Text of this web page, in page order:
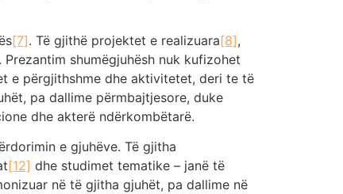
[7]. Të gjithë projektet e realizuara[8],
. Prezantim shumëgjuhësh nuk kufizohet
e përgjithshme dhe aktivitetet, deri te të
pa dallime përmbajtjesore, duke
dhe akterë ndërkombëtarë.
e gjuhëve. Të gjitha
[12] dhe studimet tematike – janë të
në të gjitha gjuhët, pa dallime në